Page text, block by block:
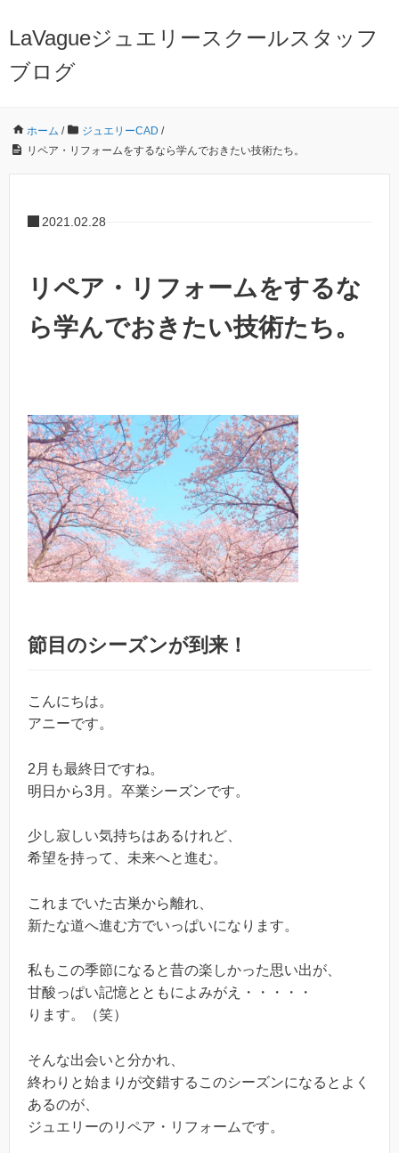
LaVagueジュエリースクールスタッフ
ブログ
ホーム / ジュエリーCAD /
リペア・リフォームをするなら学んでおきたい技術たち。
2021.02.28
リペア・リフォームをするな
ら学んでおきたい技術たち。
節目のシーズンが到来！
こんにちは。
アニーです。
2月も最終日ですね。
明日から3月。卒業シーズンです。
少し寂しい気持ちはあるけれど、
希望を持って、未来へと進む。
これまでいた古巣から離れ、
新たな道へ進む方でいっぱいになります。
私もこの季節になると昔の楽しかった思い出が、
甘酸っぱい記憶とともによみがえ・・・・・
ります。（笑）
そんな出会いと分かれ、
終わりと始まりが交錯するこのシーズンになるとよく
あるのが、
ジュエリーのリペア・リフォームです。